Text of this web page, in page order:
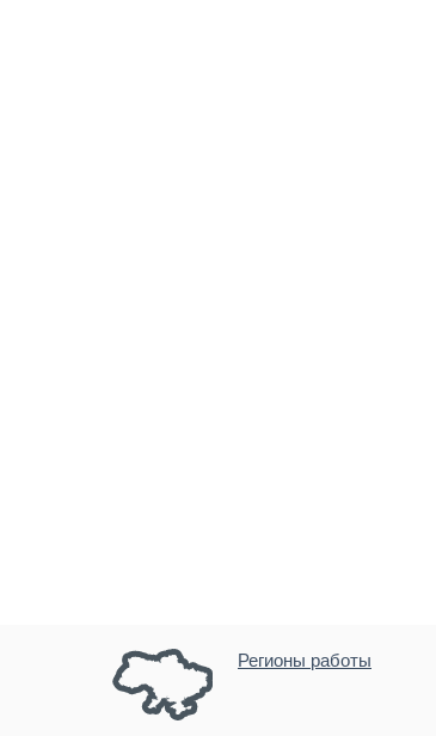
Регионы работы